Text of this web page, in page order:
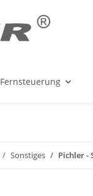
Fernsteuerung
Sonstiges Pichler -